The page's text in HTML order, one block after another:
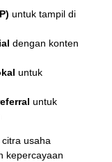
untuk tampil di
dengan konten
untuk
untuk
usaha
kepercayaan